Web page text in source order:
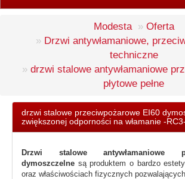
Modesta
Oferta
Drzwi antywłamaniowe,
techniczne
drzwi stalowe antywłamaniowe
płytowe pełne
drzwi stalowe przeciwpożarowe EI60
zwiększonej odporności na włamanie -RC3-
Drzwi stalowe antywłamaniowe
dymoszczelne są produktem o bardzo
oraz właściwościach fizycznych